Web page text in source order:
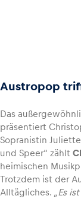
Austropop
Das
präsentiert
Sopranistin
und Speer“ zählt
heimischen
Trotzdem ist der
Alltägliches. „Es